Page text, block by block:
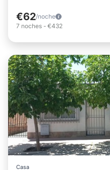
€62/noche
7 noches - €432
Casa